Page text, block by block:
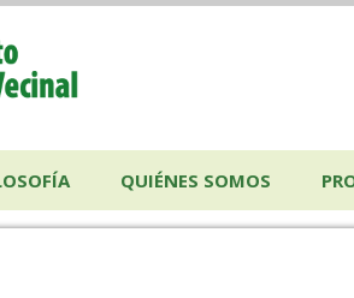
QUIÉNES SOMOS